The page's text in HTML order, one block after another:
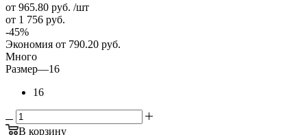
от 965.80 руб. /шт
от 1 756 руб.
-45%
Экономия от 790.20 руб.
Много
Размер—16
16
В корзину